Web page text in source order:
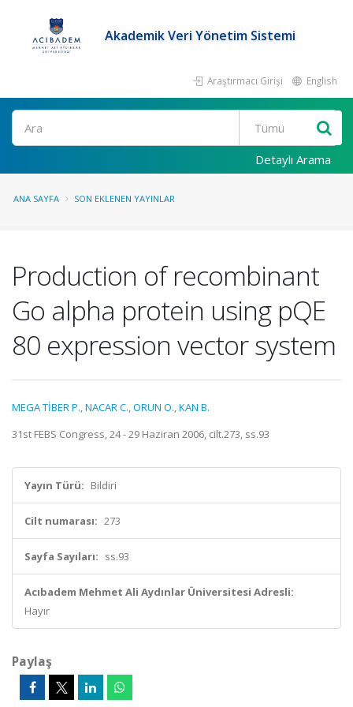
Akademik Veri Yönetim Sistemi
Araştırmacı Girişi English
Ara
Detaylı Arama
ANA SAYFA SON EKLENEN YAYINLAR
Production of recombinant
Go alpha protein using pQE
80 expression vector system
MEGA TİBER P.,NACAR C.,ORUN O.,KAN B.
31st FEBS Congress, 24 - 29 Haziran 2006, cilt.273, ss.93
Yayın Türü: Bildiri
Cilt numarası: 273
Sayfa Sayıları: ss.93
Acıbadem Mehmet Ali Aydınlar Üniversitesi Adresli:
Hayır
Paylaş